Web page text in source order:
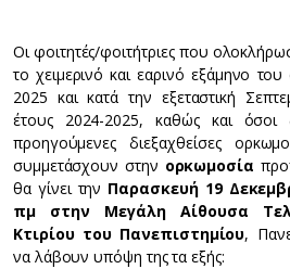
Οι φοιτητές/φοιτήτριες που
το χειμερινό και εαρινό εξάμηνο
2025 και κατά την εξεταστική
έτους 2024-2025, καθώς και όσοι
προηγούμενες διεξαχθείσες
συμμετάσχουν στην ορκωμοσία
θα γίνει την Παρασκευή 19
πμ στην Μεγάλη Αίθουσα
Κτιρίου του Πανεπιστημίου,
να λάβουν υπόψη της τα εξής: